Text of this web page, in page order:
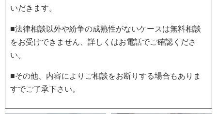
いだきます。
■法律相談以外や紛争の成熟性がないケースは無料相談
をお受けできません、詳しくはお電話でご確認くださ
い。
■その他、内容によりご相談をお断りする場合もありま
すでご了承下さい。